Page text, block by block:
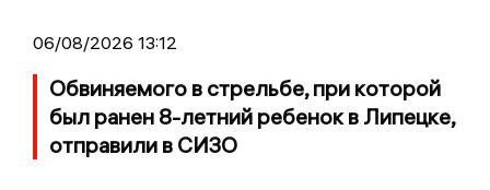
06/08/2026 13:12
Обвиняемого в стрельбе, при которой
был ранен 8-летний ребенок в Липецке,
отправили в СИЗО